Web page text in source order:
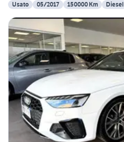
Usato
05/2017 150000 Km Diesel